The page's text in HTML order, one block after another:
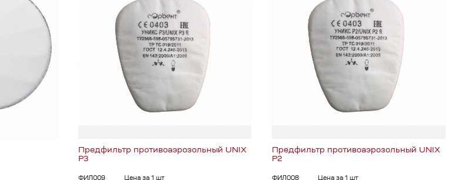
Предфильтр противоаэрозольный UNIX
Р3
ФИЛ009 Цена за 1 шт
Предфильтр противоаэрозольный UNIX
Р2
ФИЛ008 Цена за 1 шт